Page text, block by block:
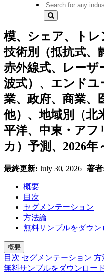
模、シェア、トレ
技術別（抵抗式、
赤外線式、レーザ
波式）、エンドユ
業、政府、商業、
他）、地域別（北
平洋、中東・アフ
カ）予測、2026年
最終更新: July 30, 2026 | 著者:
概要
目次
セグメンテーション
方法論
無料サンプルをダウン
概要
目次 セグメンテーション 方
無料サンプルをダウンロード